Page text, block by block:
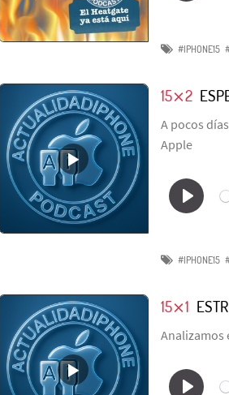
#IPHONE15
15⨯2
A pocos
Apple
#IPHONE15
15⨯1
Analizamos